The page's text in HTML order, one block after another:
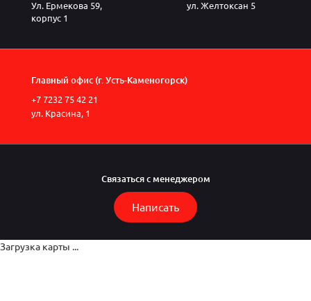
Ул. Ермекова 59,
корпус 1
ул. Желтоксан 5
Главный офис (г. Усть-Каменогорск)
+7 7232 75 42 21
ул. Красина, 1
Связаться с менеджером
Написать
Загрузка карты ...